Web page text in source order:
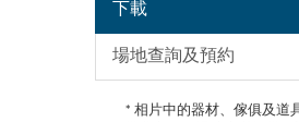
下載
場地查詢及預約
* 相片中的器材、傢俱及道